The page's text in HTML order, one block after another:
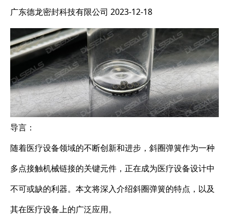
广东德龙密封科技有限公司 2023-12-18
导言：
随着医疗设备领域的不断创新和进步，斜圈弹簧作为一种
多点接触机械链接的关键元件，正在成为医疗设备设计中
不可或缺的利器。本文将深入介绍斜圈弹簧的特点，以及
其在医疗设备上的广泛应用。